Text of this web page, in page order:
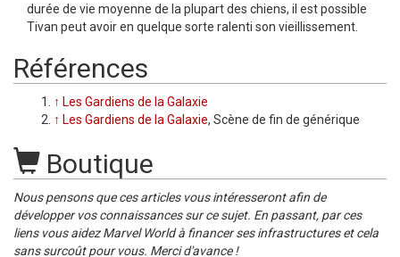
durée de vie moyenne de la plupart des chiens, il est possible
Tivan peut avoir en quelque sorte ralenti son vieillissement.
Références
↑ Les Gardiens de la Galaxie
↑ Les Gardiens de la Galaxie, Scène de fin de générique
Boutique
Nous pensons que ces articles vous intéresseront afin de
développer vos connaissances sur ce sujet. En passant, par ces
liens vous aidez Marvel World à financer ses infrastructures et cela
sans surcoût pour vous. Merci d'avance !